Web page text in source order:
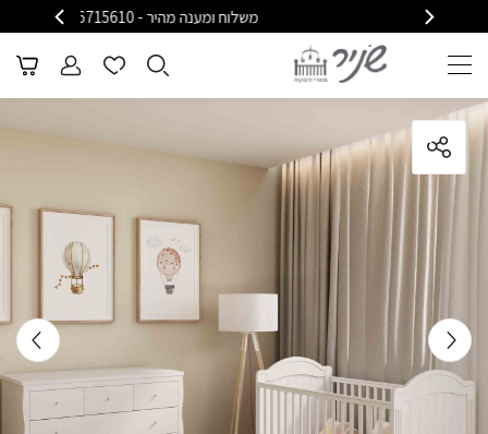
משלוח ומענה מהיר - 08-6715610